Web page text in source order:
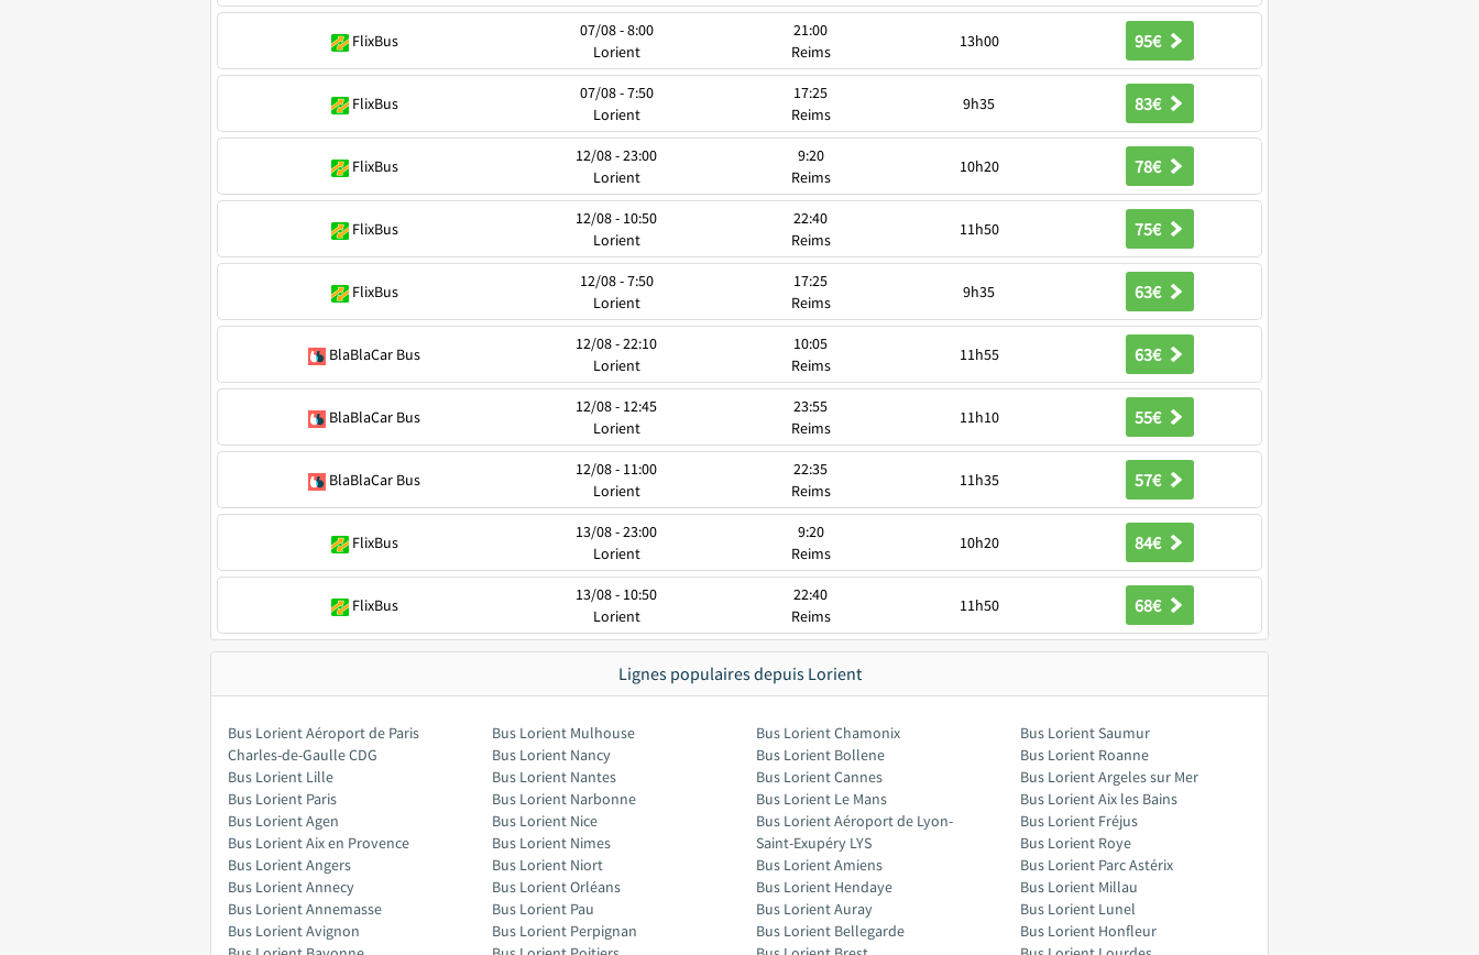
FlixBus
07/08 - 8:00
Lorient
21:00
Reims
13h00 95€
FlixBus
07/08 - 7:50
Lorient
17:25
Reims
9h35 83€
FlixBus
12/08 - 23:00
Lorient
9:20
Reims
10h20 78€
FlixBus
12/08 - 10:50
Lorient
22:40
Reims
11h50 75€
FlixBus
12/08 - 7:50
Lorient
17:25
Reims
9h35 63€
BlaBlaCar Bus
12/08 - 22:10
Lorient
10:05
Reims
11h55 63€
BlaBlaCar Bus
12/08 - 12:45
Lorient
23:55
Reims
11h10 55€
BlaBlaCar Bus
12/08 - 11:00
Lorient
22:35
Reims
11h35 57€
FlixBus
13/08 - 23:00
Lorient
9:20
Reims
10h20 84€
FlixBus
13/08 - 10:50
Lorient
22:40
Reims
11h50 68€
Lignes populaires depuis Lorient
Bus Lorient Aéroport de Paris
Charles-de-Gaulle CDG
Bus Lorient Lille
Bus Lorient Paris
Bus Lorient Agen
Bus Lorient Aix en Provence
Bus Lorient Angers
Bus Lorient Annecy
Bus Lorient Annemasse
Bus Lorient Avignon
Bus Lorient Mulhouse
Bus Lorient Nancy
Bus Lorient Nantes
Bus Lorient Narbonne
Bus Lorient Nice
Bus Lorient Nimes
Bus Lorient Niort
Bus Lorient Orléans
Bus Lorient Pau
Bus Lorient Perpignan
Bus Lorient Chamonix
Bus Lorient Bollene
Bus Lorient Cannes
Bus Lorient Le Mans
Bus Lorient Aéroport de Lyon-
Saint-Exupéry LYS
Bus Lorient Amiens
Bus Lorient Hendaye
Bus Lorient Auray
Bus Lorient Bellegarde
Bus Lorient Saumur
Bus Lorient Roanne
Bus Lorient Argeles sur Mer
Bus Lorient Aix les Bains
Bus Lorient Fréjus
Bus Lorient Roye
Bus Lorient Parc Astérix
Bus Lorient Millau
Bus Lorient Lunel
Bus Lorient Honfleur